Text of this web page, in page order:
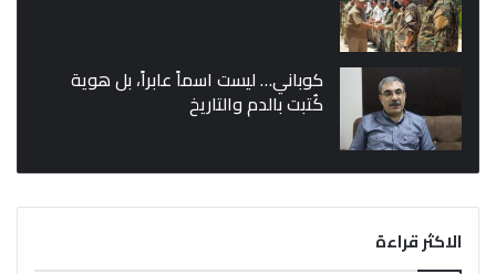
كوباني… ليست اسماً عابراً، بل هوية
كُتبت بالدم والتاريخ
الاكثر قراءة